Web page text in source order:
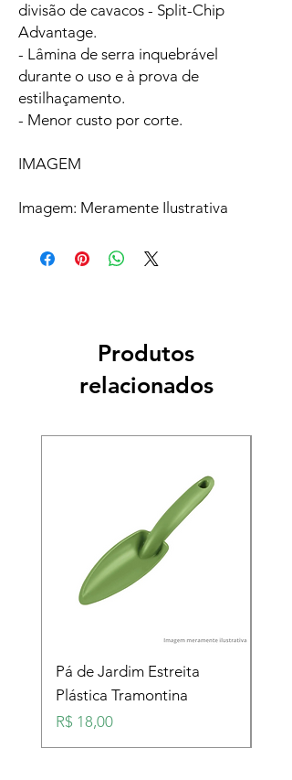
divisão de cavacos - Split-Chip
Advantage.
- Lâmina de serra inquebrável
durante o uso e à prova de
estilhaçamento.
- Menor custo por corte.
IMAGEM
Imagem: Meramente Ilustrativa
Produtos
relacionados
Pá de Jardim Estreita
Plástica Tramontina
Preço
R$ 18,00